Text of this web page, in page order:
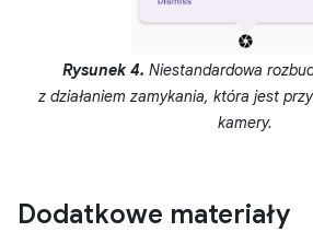
Rysunek 4. Niestandardowa
z działaniem zamykania, która jest
kamery.
Dodatkowe materiały